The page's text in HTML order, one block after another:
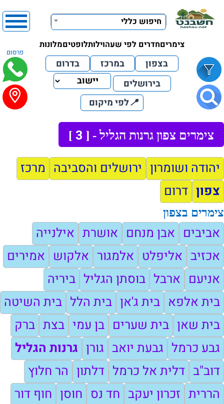
חיפוש כללי
צימריםחדרים לפי שעהוילותלופטיםמלונות
פרסום
בצפון במרכז
בדרום
בירושלים
📍לפי מיקום
צימרים צפון גרנות הגליל - [ 3
]
יהודה ושומרון ירושלים והסביבה מרכז
צפון דרום
צימרים בצפון
אביבים אבן מנחם אושרת אילנייה
אכזיב אליפלט אלמגור אלקוש אמירים
אניעם ארבל בוסתן הגליל ביריה
בית אלפא בית ג'אן בית הלל בית השיטה
בית שאן בית שערים בן עמי בצת ברק
גבע כרמל גבעת יואב גורן גרנות הגליל
דוב"ב דלית אל כרמל דלתון הר חלוץ
הררית זכרון יעקב חד נס חוסן חוף דור